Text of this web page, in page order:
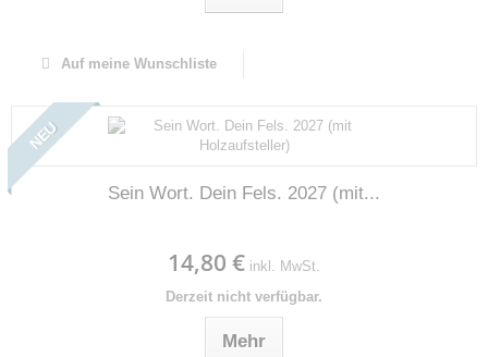
Auf meine Wunschliste
NEU
Sein Wort. Dein Fels. 2027 (mit...
14,80 € inkl. MwSt.
Derzeit nicht verfügbar.
Mehr